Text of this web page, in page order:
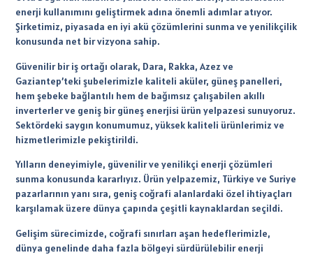
enerji kullanımını geliştirmek adına önemli adımlar atıyor.
Şirketimiz, piyasada en iyi akü çözümlerini sunma ve yenilikçilik
konusunda net bir vizyona sahip.
Güvenilir bir iş ortağı olarak, Dara, Rakka, Azez ve
Gaziantep’teki şubelerimizle kaliteli aküler, güneş panelleri,
hem şebeke bağlantılı hem de bağımsız çalışabilen akıllı
inverterler ve geniş bir güneş enerjisi ürün yelpazesi sunuyoruz.
Sektördeki saygın konumumuz, yüksek kaliteli ürünlerimiz ve
hizmetlerimizle pekiştirildi.
Yılların deneyimiyle, güvenilir ve yenilikçi enerji çözümleri
sunma konusunda kararlıyız. Ürün yelpazemiz, Türkiye ve Suriye
pazarlarının yanı sıra, geniş coğrafi alanlardaki özel ihtiyaçları
karşılamak üzere dünya çapında çeşitli kaynaklardan seçildi.
Gelişim sürecimizde, coğrafi sınırları aşan hedeflerimizle,
dünya genelinde daha fazla bölgeyi sürdürülebilir enerji